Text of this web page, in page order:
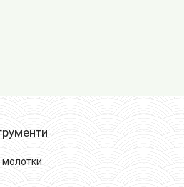
молотки